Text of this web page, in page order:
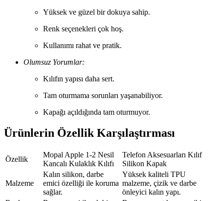
Yüksek ve güzel bir dokuya sahip.
Renk seçenekleri çok hoş.
Kullanımı rahat ve pratik.
Olumsuz Yorumlar:
Kılıfın yapısı daha sert.
Tam oturmama sorunları yaşanabiliyor.
Kapağı açıldığında tam oturmuyor.
Ürünlerin Özellik Karşılaştırması
Özellik
Mopal Apple 1-2 Nesil
Kancalı Kulaklık Kılıfı
Telefon Aksesuarları Kılıf
Silikon Kapak
Malzeme
Kalın silikon, darbe
emici özelliği ile koruma
sağlar.
Yüksek kaliteli TPU
malzeme, çizik ve darbe
önleyici kalın yapı.